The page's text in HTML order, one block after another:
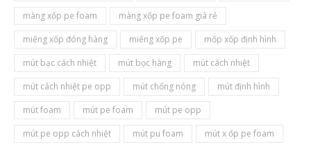
màng xốp pe foam
màng xốp pe foam giá rẻ
miếng xốp đóng hàng
miếng xốp pe
mốp xốp định hình
mút bạc cách nhiệt
mút bọc hàng
mút cách nhiệt
mút cách nhiệt pe opp
mút chống nóng
mút định hình
mút foam
mút pe foam
mút pe opp
mút pe opp cách nhiệt
mút pu foam
mút x ốp pe foam